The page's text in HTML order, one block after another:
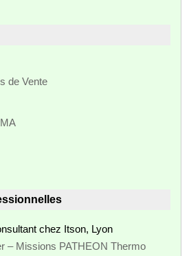
de Vente
chez Itson, Lyon
– Missions PATHEON Thermo